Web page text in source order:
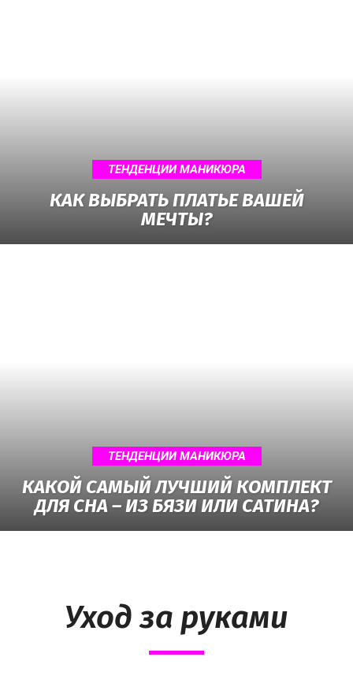
ТЕНДЕНЦИИ МАНИКЮРА
КАК ВЫБРАТЬ ПЛАТЬЕ ВАШЕЙ
МЕЧТЫ?
ТЕНДЕНЦИИ МАНИКЮРА
КАКОЙ САМЫЙ ЛУЧШИЙ КОМПЛЕКТ
ДЛЯ СНА – ИЗ БЯЗИ ИЛИ САТИНА?
Уход за руками